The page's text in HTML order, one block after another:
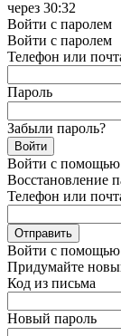
через 30:32
Войти с паролем
Войти с паролем
Телефон или
Пароль
Забыли пароль?
Войти
Войти с помощью
Восстановление
Телефон или
Отправить
Войти с помощью
Придумайте
Код из письма
Новый пароль